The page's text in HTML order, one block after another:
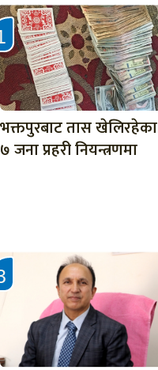
भक्तपुरबाट तास खेलिरहेका
७ जना प्रहरी नियन्त्रणमा